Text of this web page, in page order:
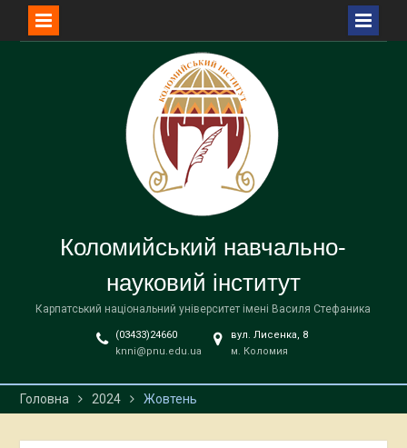
Коломийський навчально-
науковий інститут
Карпатський національний університет імені Василя Стефаника
(03433)24660
knni@pnu.edu.ua
вул. Лисенка, 8
м. Коломия
Головна 2024 Жовтень